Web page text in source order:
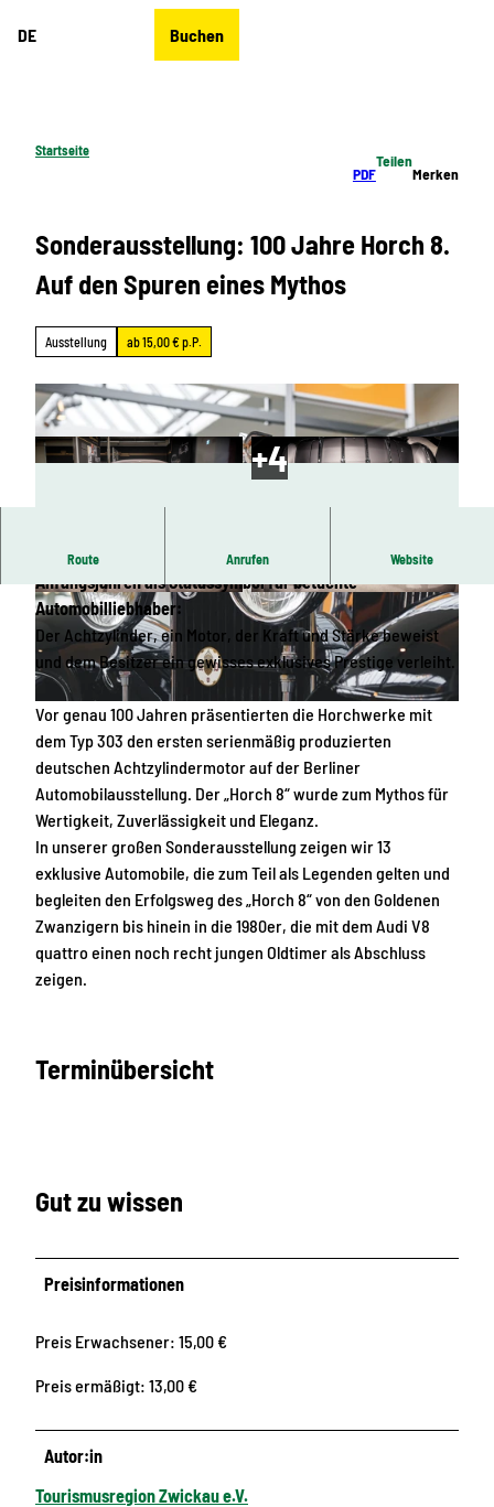
DE Buchen
Startseite
PDF
Teilen
Merken
Sonderausstellung: 100 Jahre Horch 8.
Auf den Spuren eines Mythos
Ausstellung ab 15,00 € p.P.
© Annett Lang |CC-BY-SA
© August-Horch-Museum, Stefan Warter © August-Horch-Museum, Stefan Warter
Route Anrufen Website
Er steht für Luxus der Extraklasse und galt vor allem in den
Anfangsjahren als Statussymbol für betuchte
Automobilliebhaber:
Der Achtzylinder, ein Motor, der Kraft und Stärke beweist
und dem Besitzer ein gewisses exklusives Prestige verleiht.
Vor genau 100 Jahren präsentierten die Horchwerke mit
dem Typ 303 den ersten serienmäßig produzierten
deutschen Achtzylindermotor auf der Berliner
Automobilausstellung. Der „Horch 8“ wurde zum Mythos für
Wertigkeit, Zuverlässigkeit und Eleganz.
In unserer großen Sonderausstellung zeigen wir 13
exklusive Automobile, die zum Teil als Legenden gelten und
begleiten den Erfolgsweg des „Horch 8“ von den Goldenen
Zwanzigern bis hinein in die 1980er, die mit dem Audi V8
quattro einen noch recht jungen Oldtimer als Abschluss
zeigen.
Terminübersicht
Gut zu wissen
Preisinformationen
Preis Erwachsener: 15,00 €
Preis ermäßigt: 13,00 €
Autor:in
Tourismusregion Zwickau e.V.